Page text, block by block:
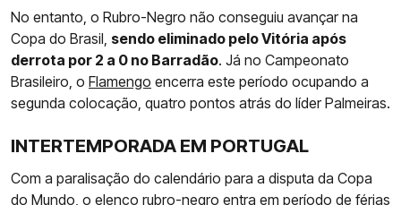
No entanto, o Rubro-Negro não conseguiu avançar na
Copa do Brasil, sendo eliminado pelo Vitória após
derrota por 2 a 0 no Barradão. Já no Campeonato
Brasileiro, o Flamengo encerra este período ocupando a
segunda colocação, quatro pontos atrás do líder Palmeiras.
INTERTEMPORADA EM PORTUGAL
Com a paralisação do calendário para a disputa da Copa
do Mundo, o elenco rubro-negro entra em período de férias